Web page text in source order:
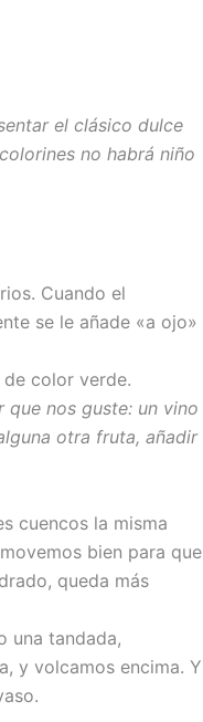
el clásico dulce
no habrá niño
Cuando el
se le añade «a ojo»
color verde.
nos guste: un vino
otra fruta, añadir
cuencos la misma
bien para que
queda más
una tandada,
y volcamos encima. Y